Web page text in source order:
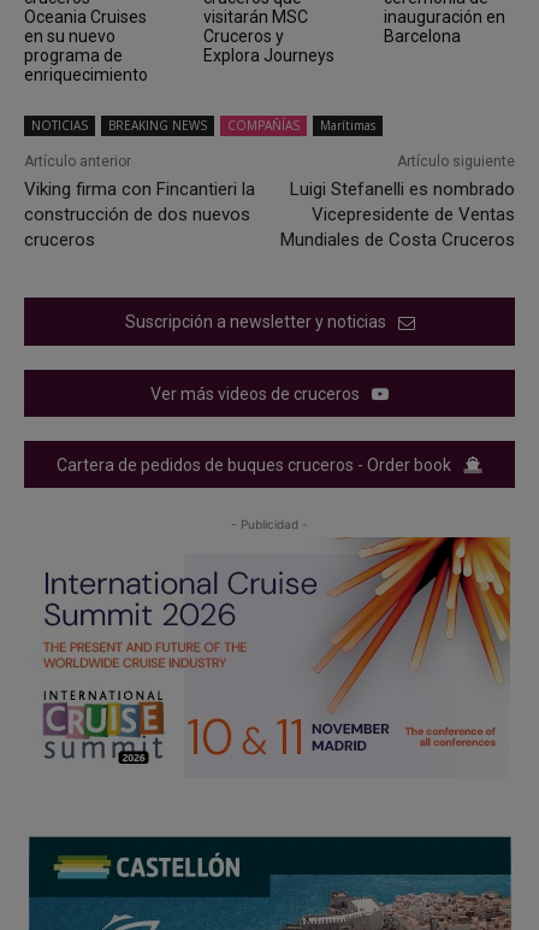
Oceania Cruises
en su nuevo
programa de
enriquecimiento
visitarán MSC
Cruceros y
Explora Journeys
inauguración en
Barcelona
NOTICIAS BREAKING NEWS COMPAÑÍAS Marítimas
Artículo anterior
Viking firma con Fincantieri la
construcción de dos nuevos
cruceros
Artículo siguiente
Luigi Stefanelli es nombrado
Vicepresidente de Ventas
Mundiales de Costa Cruceros
Suscripción a newsletter y noticias
Ver más videos de cruceros
Cartera de pedidos de buques cruceros - Order book
- Publicidad -